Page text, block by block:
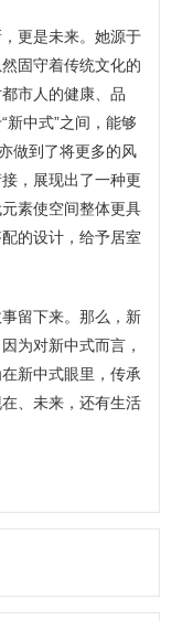
更是未来。她源于
固守着传统文化的
市人的健康、品
新中式”之间，能够
做到了将更多的风
，展现出了一种更
素使空间整体更具
的设计，给予居室
留下来。那么，新
为对新中式而言，
新中式眼里，传承
、未来，还有生活